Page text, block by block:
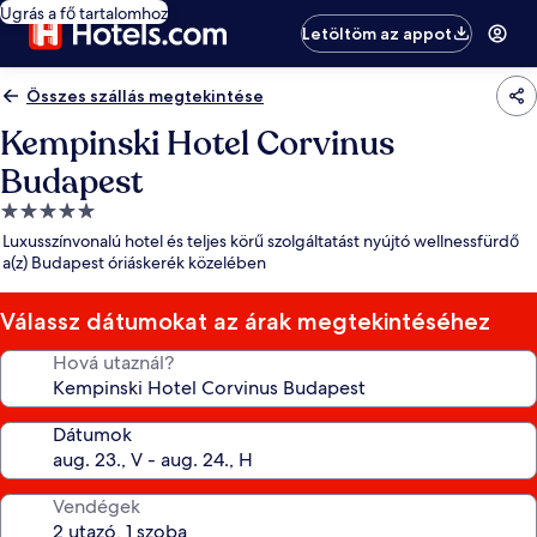
Ugrás a fő tartalomhoz
Letöltöm az appot
Összes szállás megtekintése
Kempinski Hotel Corvinus
Budapest
5.0
csillagos
szálláshely
Luxusszínvonalú hotel és teljes körű szolgáltatást nyújtó wellnessfürdő
a(z) Budapest óriáskerék közelében
Válassz dátumokat az árak megtekintéséhez
Hová utaznál?
Dátumok
Vendégek